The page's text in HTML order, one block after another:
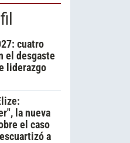
cuatro
el desgaste
liderazgo
la nueva
el caso
a